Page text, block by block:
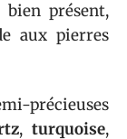
présent,
aux pierres
précieuses
,turquoise,